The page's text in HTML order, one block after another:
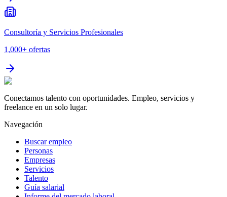
Consultoría y Servicios Profesionales
1,000+ ofertas
Conectamos talento con oportunidades. Empleo, servicios y
freelance en un solo lugar.
Navegación
Buscar empleo
Personas
Empresas
Servicios
Talento
Guía salarial